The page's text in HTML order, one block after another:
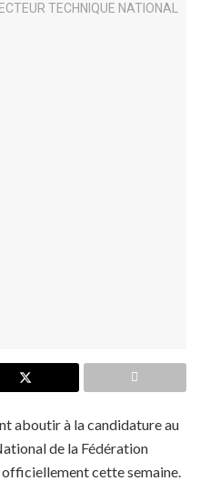
aboutir à la candidature au
de la Fédération
cette semaine.